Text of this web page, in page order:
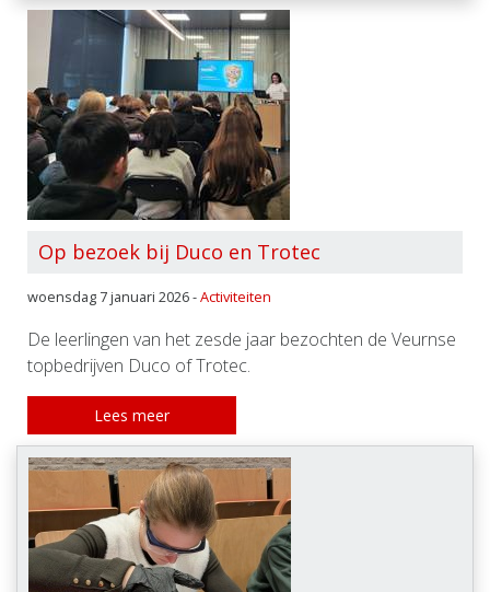
Op bezoek bij Duco en Trotec
woensdag 7 januari 2026 -Activiteiten
De leerlingen van het zesde jaar bezochten de Veurnse
topbedrijven Duco of Trotec.
Lees meer